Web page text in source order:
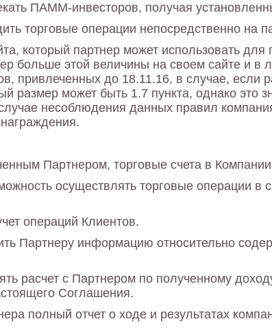
ПАММ-инвесторов, получая
торговые операции непосредственно на
который партнер может использовать
больше этой величины на своем сайте и
привлеченных до 18.11.16, в случае,
размер может быть 1.7 пункта, однако это
несоблюдения данных правил
Партнером, торговые счета в
осуществлять торговые операции
операций Клиентов.
Партнеру информацию относительно
расчет с Партнером по полученному
Соглашения.
полный отчет о ходе и результатах